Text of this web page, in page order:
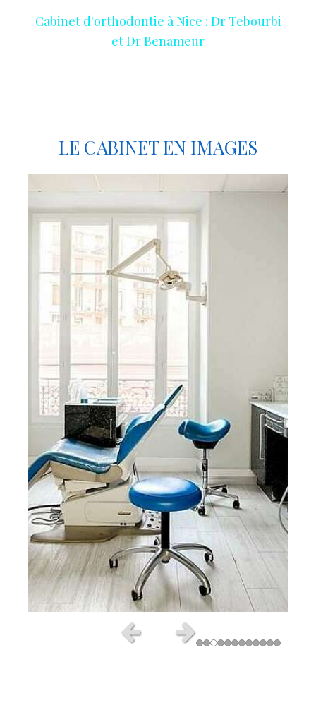
Cabinet d'orthodontie à Nice : Dr Tebourbi
et Dr Benameur
LE CABINET EN IMAGES
Slide précédent
Slide suivant